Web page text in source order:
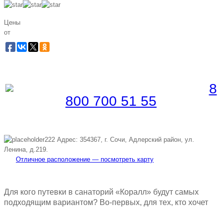
Цены
от
8
800 700 51 55
Адрес: 354367, г. Сочи, Адлерский район, ул.
Ленина, д.219.
Отличное расположение — посмотреть карту
Для кого путевки в санаторий «Коралл» будут самых
подходящим вариантом? Во-первых, для тех, кто хочет